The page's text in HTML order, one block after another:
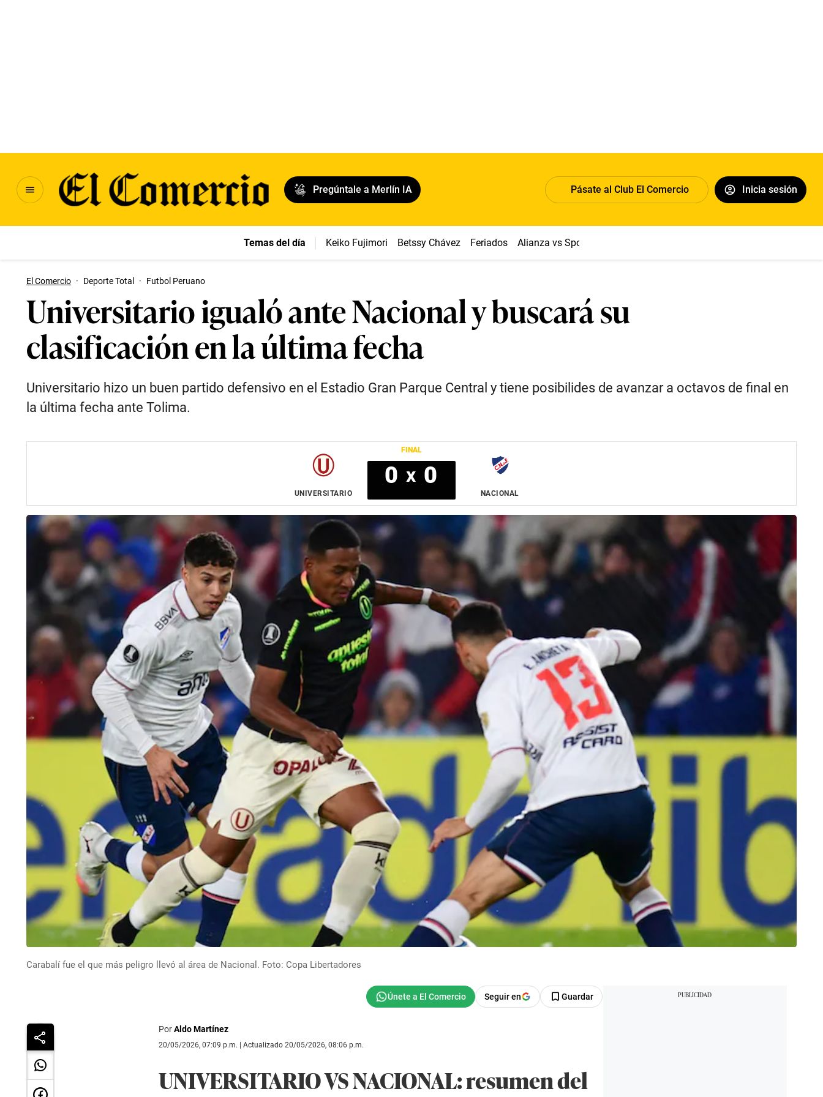
Pregúntale a Merlín IA Pásate al Club El Comercio Inicia sesión
Temas del día Keiko Fujimori Betssy Chávez Feriados Alianza vs Sport Boys
El Comercio · Deporte Total · Futbol Peruano
Universitario igualó ante Nacional y buscará su
clasificación en la última fecha
Universitario hizo un buen partido defensivo en el Estadio Gran Parque Central y tiene posibilides de avanzar a octavos de final en
la última fecha ante Tolima.
FINAL
UNIVERSITARIO
0 x 0
NACIONAL
Carabalí fue el que más peligro llevó al área de Nacional. Foto: Copa Libertadores
Seguir en Guardar
PorAldo Martínez
20/05/2026, 07:09 p.m. | Actualizado 20/05/2026, 08:06 p.m.
UNIVERSITARIO VS NACIONAL: resumen del